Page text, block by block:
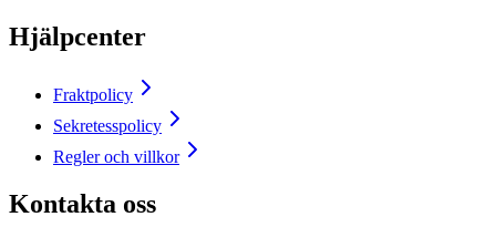
Hjälpcenter
Fraktpolicy
Sekretesspolicy
Regler och villkor
Kontakta oss